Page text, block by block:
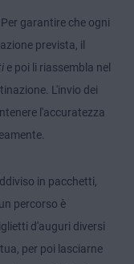
garantire che ogni
prevista, il
e poi li riassembla nel
L'invio dei
l'accuratezza
in pacchetti,
percorso è
d'auguri diversi
per poi lasciarne